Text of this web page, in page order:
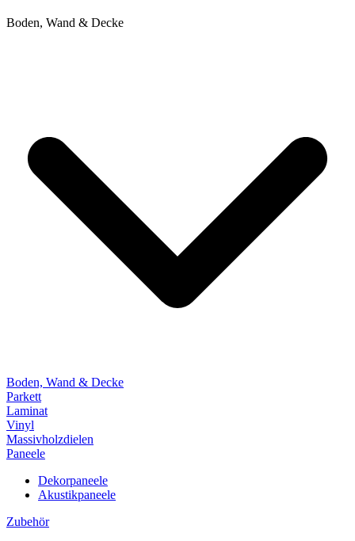
Boden, Wand & Decke
Boden, Wand & Decke
Parkett
Laminat
Vinyl
Massivholzdielen
Paneele
Dekorpaneele
Akustikpaneele
Zubehör